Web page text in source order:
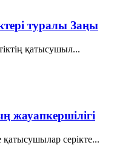
туралы Заңы
қатысушыл...
жауапкершілігі
қатысушылар серікте...